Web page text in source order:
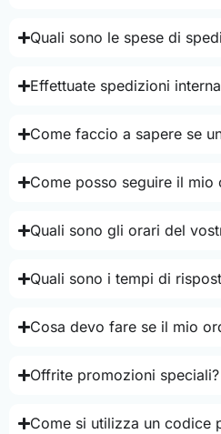
Quali sono le spese di
Effettuate spedizioni
Come faccio a sapere se
Come posso seguire il mio
Quali sono gli orari del
Quali sono i tempi di
Cosa devo fare se il mio
Offrite promozioni speciali?
Come si utilizza un codice